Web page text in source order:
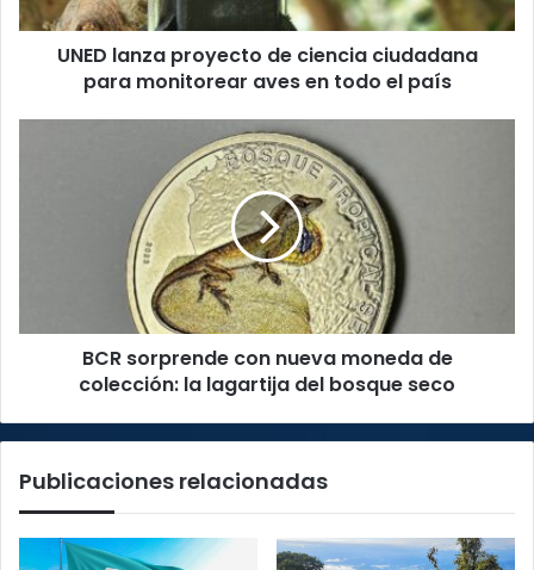
aves
UNED lanza proyecto de ciencia ciudadana
para monitorear aves en todo el país
lagartija
BCR sorprende con nueva moneda de
colección: la lagartija del bosque seco
Publicaciones relacionadas